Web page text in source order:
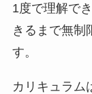
1度で理解で
きるまで無制
す。
カリキュラム